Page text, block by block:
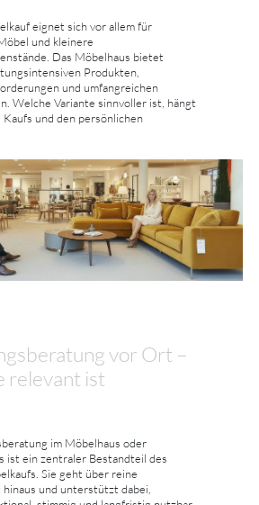
eignet sich vor allem für
und kleinere
Das Möbelhaus bietet
Produkten,
und umfangreichen
Welche Variante sinnvoller ist, hängt
Kaufs und den persönlichen
vor Ort –
relevant ist
im Möbelhaus oder
ist ein zentraler Bestandteil des
Sie geht über reine
und unterstützt dabei,